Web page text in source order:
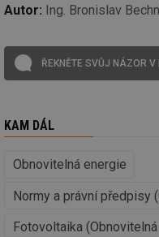
Autor: Ing. Bronislav
ŘEKNĚTE SVŮJ NÁZOR V
KAM DÁL
Obnovitelná energie
Normy a právní předpisy
Fotovoltaika
soubory
Nezbytně nutné
Soubory